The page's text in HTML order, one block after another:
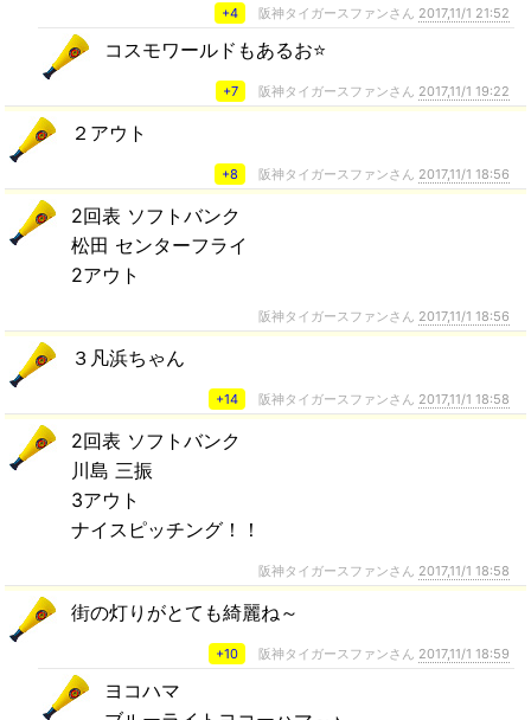
+4 阪神タイガースファンさん 2017,11/1 21:52
コスモワールドもあるお⭐️
+7 阪神タイガースファンさん 2017,11/1 19:22
２アウト
+8 阪神タイガースファンさん 2017,11/1 18:56
2回表 ソフトバンク
松田 センターフライ
2アウト
阪神タイガースファンさん 2017,11/1 18:56
３凡浜ちゃん
+14 阪神タイガースファンさん 2017,11/1 18:58
2回表 ソフトバンク
川島 三振
3アウト
ナイスピッチング！！
阪神タイガースファンさん 2017,11/1 18:58
街の灯りがとても綺麗ね～
+10 阪神タイガースファンさん 2017,11/1 18:59
ヨコハマ